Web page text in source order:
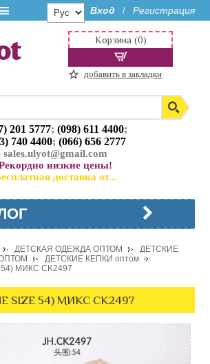
Вход / Регистрация
201 5777;(098) 611 4400;
740 4400;(066) 656 2777
sales.ulyot@gmail.com
низкие цены!
доставка от...
Корзина (0)
добавить в закладки
ДЕТСКАЯ ОДЕЖДА ОПТОМ
ДЕТСКИЕ
ДЕТСКИЕ КЕПКИ оптом
54) МИКС CK2497
SIZE 54) МИКС CK2497